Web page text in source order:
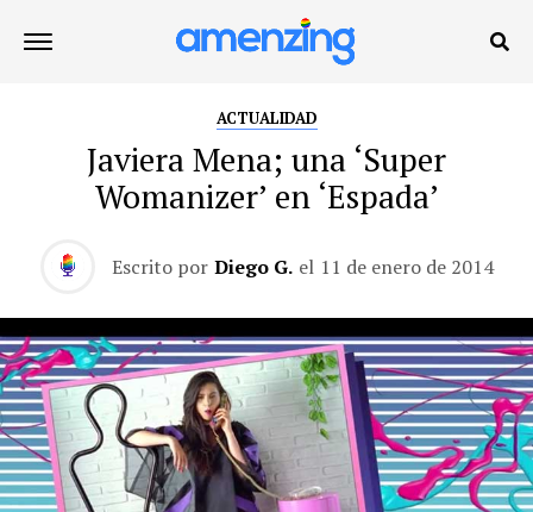
ACTUALIDAD
Javiera Mena; una ‘Super
Womanizer’ en ‘Espada’
Escrito por Diego G. el 11 de enero de 2014